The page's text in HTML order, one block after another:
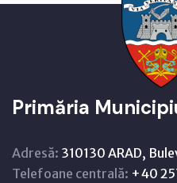
Primăria
Adresă: 310130 ARAD,
Telefoane centrală: +40